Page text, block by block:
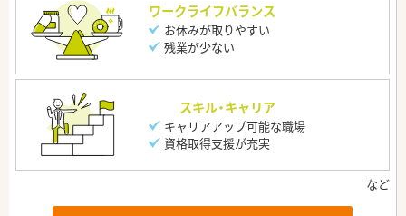
ワークライフバランス
お休みが取りやすい
残業が少ない
スキル・キャリア
キャリアアップ可能な職場
資格取得支援が充実